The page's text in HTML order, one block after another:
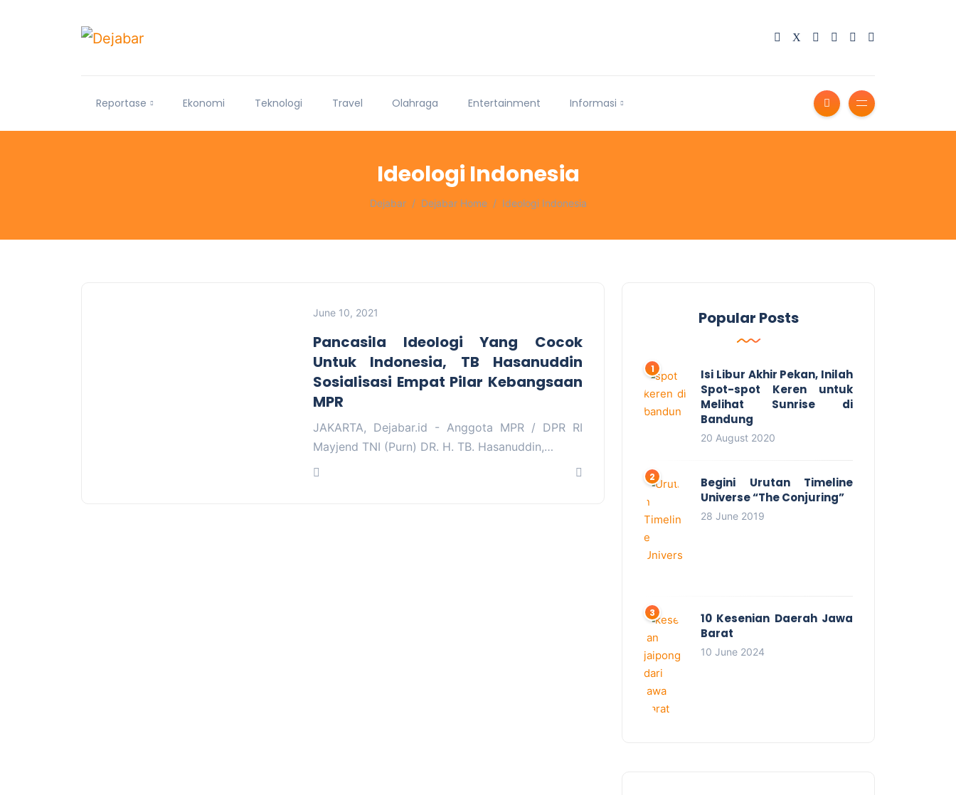
Reportase Ekonomi Teknologi Travel Olahraga Entertainment Informasi
Ideologi Indonesia
Dejabar Dejabar Home Ideologi Indonesia
June 10, 2021
Pancasila Ideologi Yang Cocok
Untuk Indonesia, TB Hasanuddin
Sosialisasi Empat Pilar Kebangsaan
MPR
JAKARTA, Dejabar.id - Anggota MPR / DPR RI
Mayjend TNI (Purn) DR. H. TB. Hasanuddin,…
Popular Posts
Isi Libur Akhir Pekan, Inilah
Spot-spot Keren untuk
Melihat Sunrise di
Bandung
20 August 2020
Begini Urutan Timeline
Universe “The Conjuring”
28 June 2019
10 Kesenian Daerah Jawa
Barat
10 June 2024